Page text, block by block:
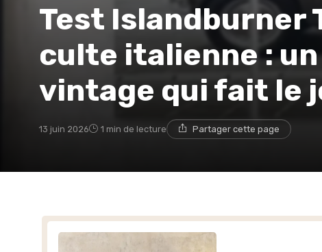
Test Islandburner
culte italienne :
vintage qui fait le
13 juin 2026 1 min de lecture Partager cette page